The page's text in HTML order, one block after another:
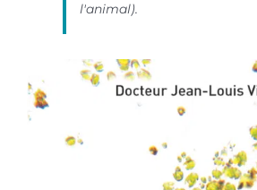
l'animal).